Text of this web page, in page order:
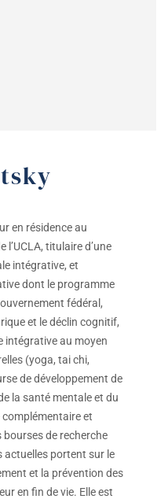
en résidence au
titulaire d’une
intégrative, et
dont le programme
fédéral,
et le déclin cognitif,
intégrative au moyen
(yoga, tai chi,
de développement de
la santé mentale et du
et
bourses de recherche
actuelles portent sur le
et la prévention des
en fin de vie. Elle est